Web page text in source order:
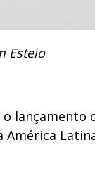
Esteio